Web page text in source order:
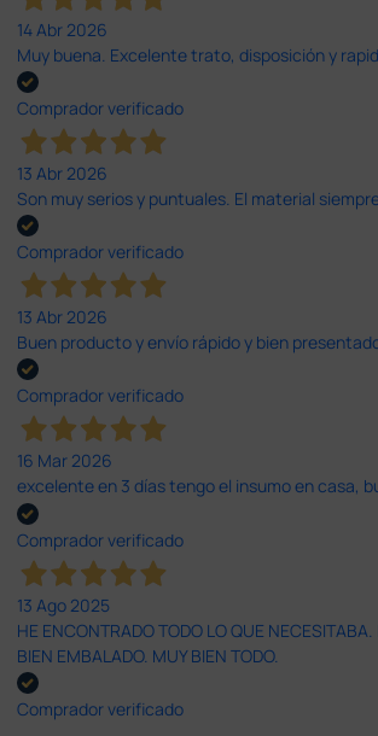
14 Abr 2026
Muy buena. Excelente trato, disposición y
Comprador verificado
13 Abr 2026
Son muy serios y puntuales. El material siempre
Comprador verificado
13 Abr 2026
Buen producto y envío rápido y bien
Comprador verificado
16 Mar 2026
excelente en 3 días tengo el insumo en casa,
Comprador verificado
13 Ago 2025
HE ENCONTRADO TODO LO QUE NECESITABA.
BIEN EMBALADO. MUY BIEN TODO.
Comprador verificado